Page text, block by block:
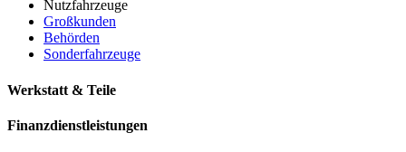
Nutzfahrzeuge
Großkunden
Behörden
Sonderfahrzeuge
Werkstatt & Teile
Finanzdienstleistungen